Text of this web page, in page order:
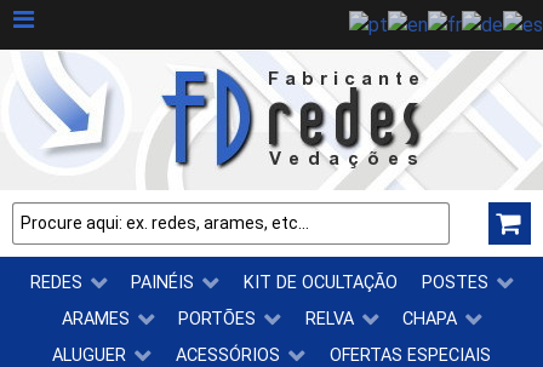
REDES PAINÉIS KIT DE OCULTAÇÃO
POSTES
ARAMES
PORTÕES RELVA
CHAPA
ALUGUER
ACESSÓRIOS
OFERTAS ESPECIAIS